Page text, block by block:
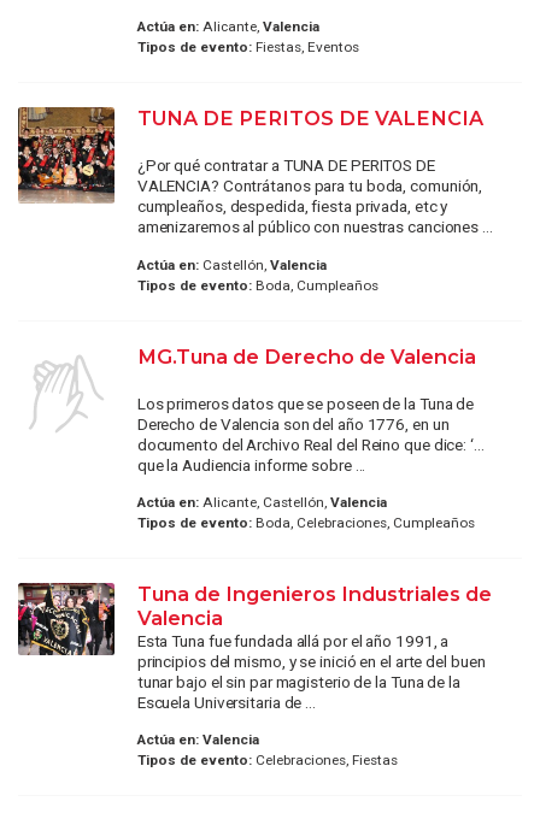
Actúa en:Alicante, Valencia
Tipos de evento:Fiestas, Eventos
TUNA DE PERITOS DE VALENCIA
¿Por qué contratar a TUNA DE PERITOS DE
VALENCIA? Contrátanos para tu boda, comunión,
cumpleaños, despedida, fiesta privada, etc y
amenizaremos al público con nuestras canciones ...
Actúa en:Castellón, Valencia
Tipos de evento:Boda, Cumpleaños
MG.Tuna de Derecho de Valencia
Los primeros datos que se poseen de la Tuna de
Derecho de Valencia son del año 1776, en un
documento del Archivo Real del Reino que dice: ‘…
que la Audiencia informe sobre ...
Actúa en:Alicante, Castellón, Valencia
Tipos de evento:Boda, Celebraciones, Cumpleaños
Tuna de Ingenieros Industriales de
Valencia
Esta Tuna fue fundada allá por el año 1991, a
principios del mismo, y se inició en el arte del buen
tunar bajo el sin par magisterio de la Tuna de la
Escuela Universitaria de ...
Actúa en: Valencia
Tipos de evento:Celebraciones, Fiestas